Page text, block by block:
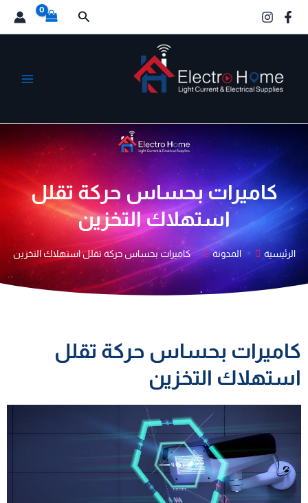
البحث
كاميرات بحساس حركة تقلل
استهلاك التخزين
الرئيسية المدونة كاميرات بحساس حركة تقلل استهلاك التخزين
كاميرات بحساس حركة تقلل
استهلاك التخزين